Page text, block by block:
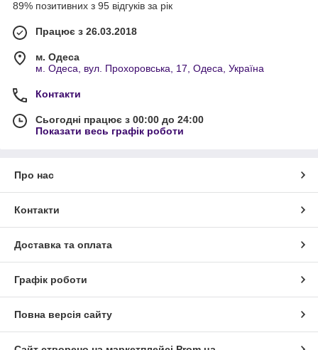
89% позитивних з 95 відгуків за рік
Працює з 26.03.2018
м. Одеса
м. Одеса, вул. Прохоровська, 17, Одеса, Україна
Контакти
Сьогодні працює з 00:00 до 24:00
Показати весь графік роботи
Про нас
Контакти
Доставка та оплата
Графік роботи
Повна версія сайту